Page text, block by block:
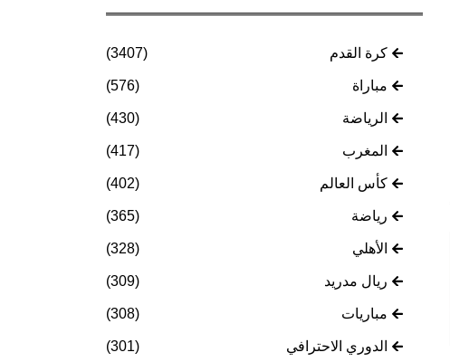
كرة القدم (3407)
مباراة (576)
الرياضة (430)
المغرب (417)
كأس العالم (402)
رياضة (365)
الأهلي (328)
ريال مدريد (309)
مباريات (308)
الدوري الاحترافي (301)